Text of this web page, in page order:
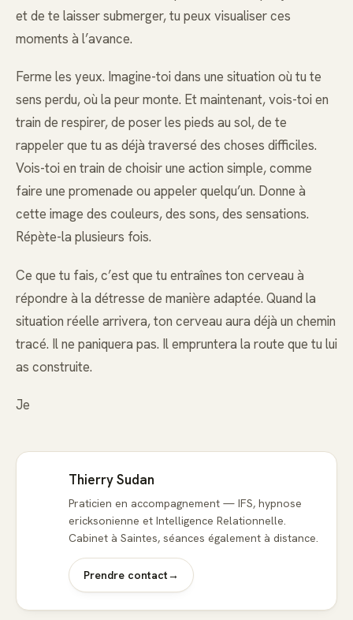
et de te laisser submerger, tu peux visualiser ces
moments à l’avance.
Ferme les yeux. Imagine-toi dans une situation où tu te
sens perdu, où la peur monte. Et maintenant, vois-toi en
train de respirer, de poser les pieds au sol, de te
rappeler que tu as déjà traversé des choses difficiles.
Vois-toi en train de choisir une action simple, comme
faire une promenade ou appeler quelqu’un. Donne à
cette image des couleurs, des sons, des sensations.
Répète-la plusieurs fois.
Ce que tu fais, c’est que tu entraînes ton cerveau à
répondre à la détresse de manière adaptée. Quand la
situation réelle arrivera, ton cerveau aura déjà un chemin
tracé. Il ne paniquera pas. Il empruntera la route que tu lui
as construite.
Je
Thierry Sudan
Praticien en accompagnement — IFS, hypnose
ericksonienne et Intelligence Relationnelle.
Cabinet à Saintes, séances également à distance.
Prendre contact→